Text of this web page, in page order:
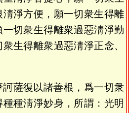
淨方便，願一切衆生得離
切衆生得離衆過惡淸淨勤
生得離衆過惡淸淨正念、
訶薩復以諸善根，爲一切衆
種淸淨妙身，所謂：光明